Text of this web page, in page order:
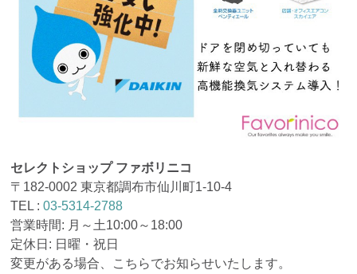
セレクトショップ ファボリニコ
〒182-0002 東京都調布市仙川町1-10-4
TEL :03-5314-2788
営業時間: 月～土10:00～18:00
定休日: 日曜・祝日
変更がある場合、こちらでお知らせいたします。